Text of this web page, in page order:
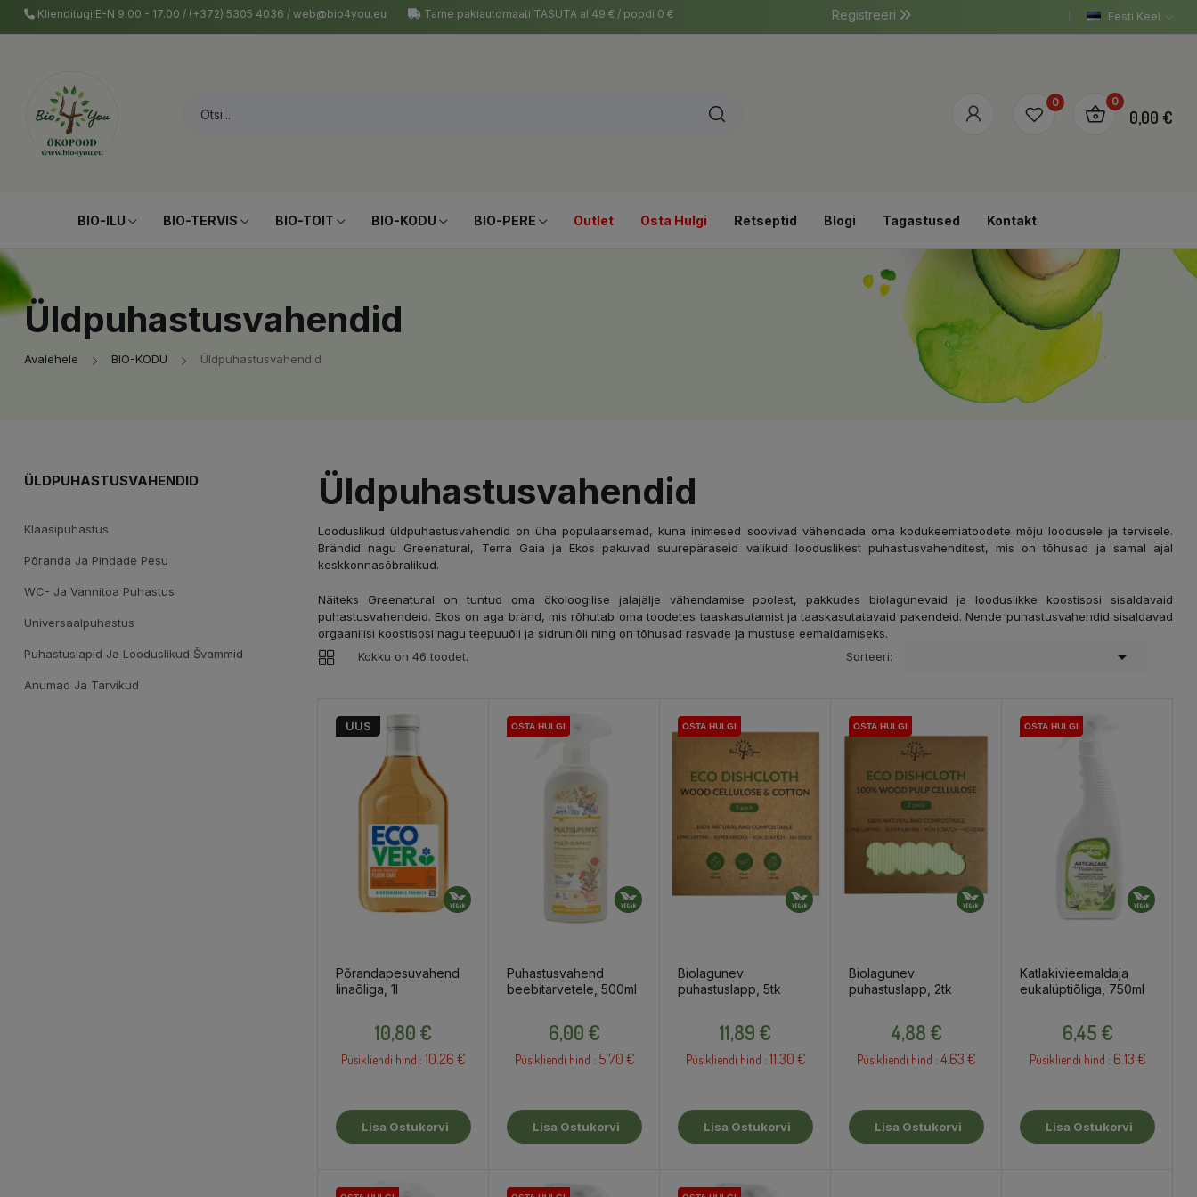
Klienditugi E-N 9.00 - 17.00 / (+372) 5305 4036 / web@bio4you.eu Tarne pakiautomaati TASUTA al 49 € / poodi 0 € Eesti Keel
Registreeri
0 0
0,00 €
BIO-ILU BIO-TERVIS BIO-TOIT BIO-KODU BIO-PERE Outlet Osta Hulgi Retseptid Blogi Tagastused Kontakt
Üldpuhastusvahendid
Avalehele BIO-KODU Üldpuhastusvahendid
ÜLDPUHASTUSVAHENDID
Klaasipuhastus
Põranda Ja Pindade Pesu
WC- Ja Vannitoa Puhastus
Universaalpuhastus
Puhastuslapid Ja Looduslikud Švammid
Anumad Ja Tarvikud
Üldpuhastusvahendid
Looduslikud üldpuhastusvahendid on üha populaarsemad, kuna inimesed soovivad vähendada oma kodukeemiatoodete mõju loodusele ja tervisele.
Brändid nagu Greenatural, Terra Gaia ja Ekos pakuvad suurepäraseid valikuid looduslikest puhastusvahenditest, mis on tõhusad ja samal ajal
keskkonnasõbralikud.
Näiteks Greenatural on tuntud oma ökoloogilise jalajälje vähendamise poolest, pakkudes biolagunevaid ja looduslikke koostisosi sisaldavaid
puhastusvahendeid. Ekos on aga bränd, mis rõhutab oma toodetes taaskasutamist ja taaskasutatavaid pakendeid. Nende puhastusvahendid sisaldavad
orgaanilisi koostisosi nagu teepuuõli ja sidruniõli ning on tõhusad rasvade ja mustuse eemaldamiseks.
Kokku on 46 toodet.
Sorteeri: 
UUS
Põrandapesuvahend
linaõliga, 1l
10,80 €
Püsikliendi hind : 10.26 €
Lisa Ostukorvi
OSTA HULGI
OSTA HULGI
OSTA HULGI
OSTA HULGI
Puhastusvahend
beebitarvetele, 500ml
6,00 €
Püsikliendi hind : 5.70 €
Lisa Ostukorvi
OSTA HULGI
OSTA HULGI
OSTA HULGI
Biolagunev
puhastuslapp, 5tk
11,89 €
Püsikliendi hind : 11.30 €
Lisa Ostukorvi
OSTA HULGI
OSTA HULGI
OSTA HULGI
Biolagunev
puhastuslapp, 2tk
4,88 €
Püsikliendi hind : 4.63 €
Lisa Ostukorvi
OSTA HULGI
OSTA HULGI
OSTA HULGI
Katlakivieemaldaja
eukalüptiõliga, 750ml
6,45 €
Püsikliendi hind : 6.13 €
Lisa Ostukorvi